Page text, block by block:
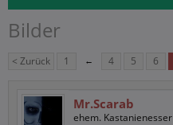
Bilder
< Zurück 1 ← 4 5 6
Mr.Scarab
ehem. Kastanienesser